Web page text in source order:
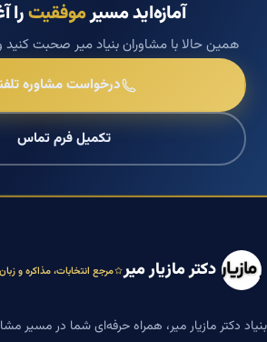
آمازه‌اید مسیرموفقیترا
همین حالا با مشاوران بنیاد میر صحبت کنید و
درخواست مشاوره
تکمیل فرم تماس
دکتر مازیار میر مرجع انتخابات، مذاکره و
بنیاد دکتر مازیار میر، همراه حرفه‌ای شما در مسیر